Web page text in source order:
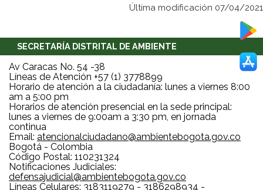
Última modificación 07/04/2021
SECRETARÍA DISTRITAL DE AMBIENTE
Av Caracas No. 54 -38
Líneas de Atención +57 (1) 3778899
Horario de atención a la ciudadanía: lunes a viernes 8:00
am a 5:00 pm
Horarios de atención presencial en la sede principal:
lunes a viernes de 9:00am a 3:30 pm, en jornada
continua
Email: atencionalciudadano@ambientebogota.gov.co
Bogotá - Colombia
Código Postal: 110231324
Notificaciones Judiciales:
defensajudicial@ambientebogota.gov.co
Líneas Celulares: 3183119279 - 3186298934 -